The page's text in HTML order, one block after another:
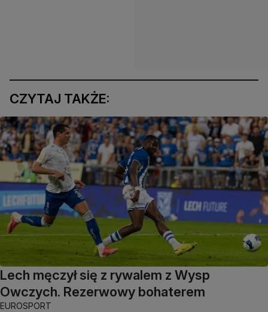
CZYTAJ TAKŻE:
Lech męczył się z rywalem z Wysp
Owczych. Rezerwowy bohaterem
EUROSPORT